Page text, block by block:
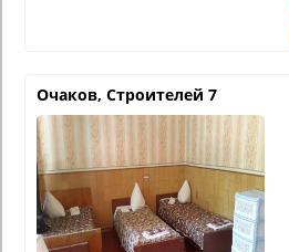
Очаков, Строителей 7